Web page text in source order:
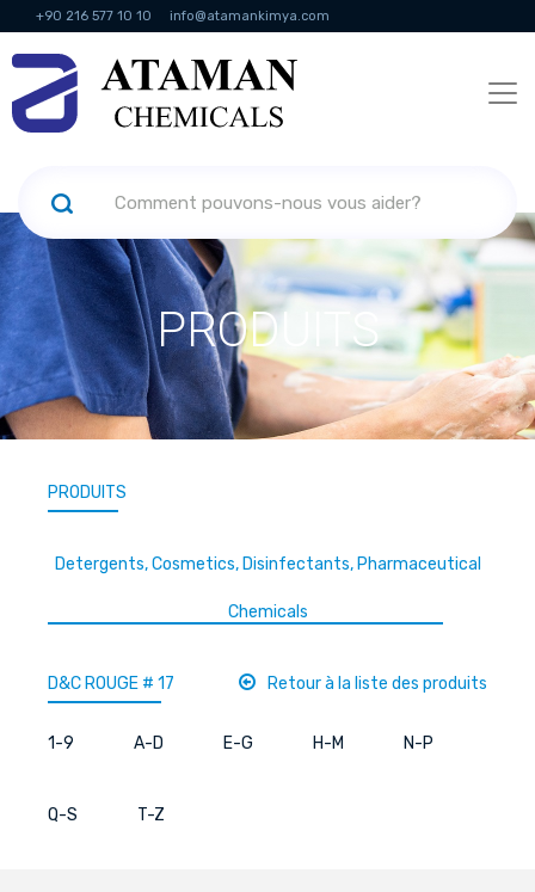
+90 216 577 10 10 info@atamankimya.com
KVKK Politikası Services de la société de l'information
humaines
PRODUITS
PRODUITS
Detergents, Cosmetics, Disinfectants, Pharmaceutical
Chemicals
D&C ROUGE # 17 Retour à la liste des produits
1-9 A-D E-G H-M N-P
Q-S T-Z